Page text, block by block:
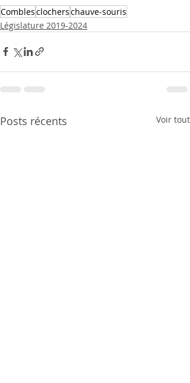
Comblesclocherschauve-souris
Législature 2019-2024
Posts récents Voir tout